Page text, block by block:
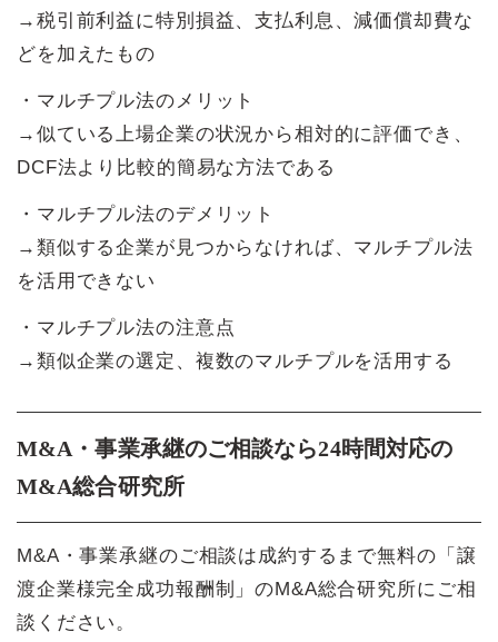
→税引前利益に特別損益、支払利息、減価償却費な
どを加えたもの
・マルチプル法のメリット
→似ている上場企業の状況から相対的に評価でき、
DCF法より比較的簡易な方法である
・マルチプル法のデメリット
→類似する企業が見つからなければ、マルチプル法
を活用できない
・マルチプル法の注意点
→類似企業の選定、複数のマルチプルを活用する
M&A・事業承継のご相談なら24時間対応の
M&A総合研究所
M&A・事業承継のご相談は成約するまで無料の「譲
渡企業様完全成功報酬制」のM&A総合研究所にご相
談ください。